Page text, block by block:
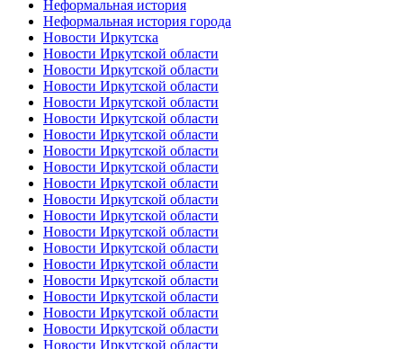
Неформальная история
Неформальная история города
Новости Иркутска
Новости Иркутской области
Новости Иркутской области
Новости Иркутской области
Новости Иркутской области
Новости Иркутской области
Новости Иркутской области
Новости Иркутской области
Новости Иркутской области
Новости Иркутской области
Новости Иркутской области
Новости Иркутской области
Новости Иркутской области
Новости Иркутской области
Новости Иркутской области
Новости Иркутской области
Новости Иркутской области
Новости Иркутской области
Новости Иркутской области
Новости Иркутской области